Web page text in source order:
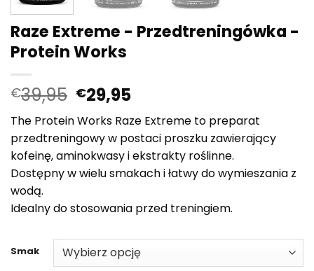
Raze Extreme - Przedtreningówka -
Protein Works
€39,95 Pierwotna
cena
wynosiła:
€39,95.
€29,95Aktualna
cena:
€29,95.
The Protein Works Raze Extreme to preparat
przedtreningowy w postaci proszku zawierający
kofeinę, aminokwasy i ekstrakty roślinne.
Dostępny w wielu smakach i łatwy do wymieszania z
wodą.
Idealny do stosowania przed treningiem.
Smak